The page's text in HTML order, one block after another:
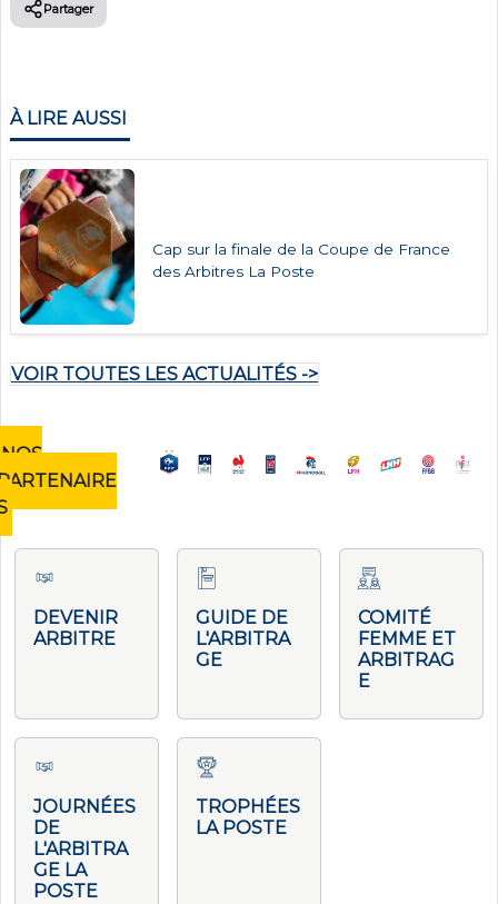
Partager
À LIRE AUSSI
Cap sur la finale de la Coupe de France
des Arbitres La Poste
VOIR TOUTES LES ACTUALITÉS ->
NOS
DEVENIR
ARBITRE
GUIDE DE
L'ARBITRA
GE
COMITÉ
FEMME ET
ARBITRAG
E
JOURNÉES
DE
L'ARBITRA
GE LA
POSTE
TROPHÉES
LA POSTE